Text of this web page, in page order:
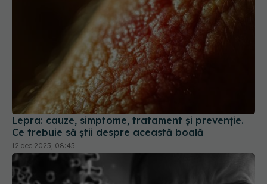
Lepra: cauze, simptome, tratament și prevenție.
Ce trebuie să știi despre această boală
12 dec 2025, 08:45